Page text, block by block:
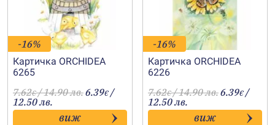
-16%
Картичка ORCHIDEA
6265
7.62€/ 14.90 лв.6.39€ /
12.50 лв.
виж
-16%
Картичка ORCHIDEA
6226
7.62€/ 14.90 лв.6.39€ /
12.50 лв.
виж